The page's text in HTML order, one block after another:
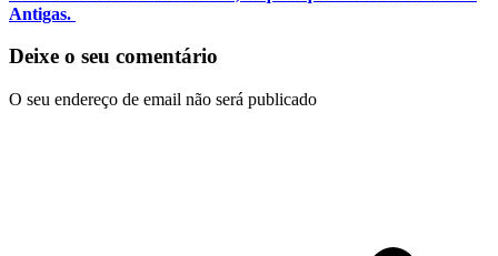
Antigas.
Deixe o seu comentário
O seu endereço de email não será publicado